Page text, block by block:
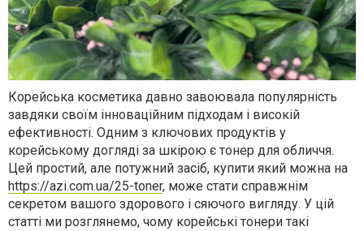
Корейська косметика давно завоювала популярність
завдяки своїм інноваційним підходам і високій
ефективності. Одним з ключових продуктів у
корейському догляді за шкірою є тонер для обличчя.
Цей простий, але потужний засіб, купити який можна на
https://azi.com.ua/25-toner, може стати справжнім
секретом вашого здорового і сяючого вигляду. У цій
статті ми розглянемо, чому корейські тонери такі